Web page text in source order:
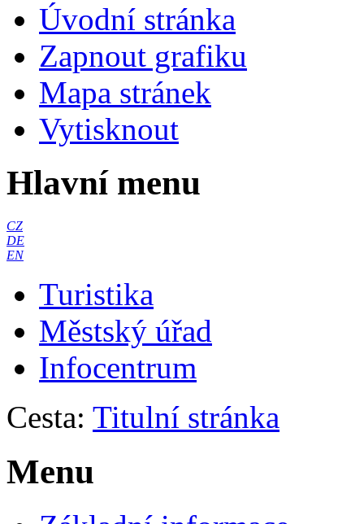
Úvodní stránka
Zapnout grafiku
Mapa stránek
Vytisknout
Hlavní menu
CZ
DE
EN
Turistika
Městský úřad
Infocentrum
Cesta: Titulní stránka
Menu